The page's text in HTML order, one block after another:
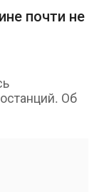
почти не
Об